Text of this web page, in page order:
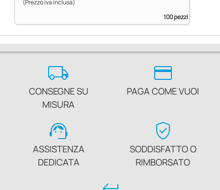
(Prezzo iva inclusa)
100 pezzi
local_shipping
CONSEGNE SU
MISURA
credit_card
PAGA COME VUOI
support_agent
ASSISTENZA
DEDICATA
verified_user
SODDISFATTO O
RIMBORSATO